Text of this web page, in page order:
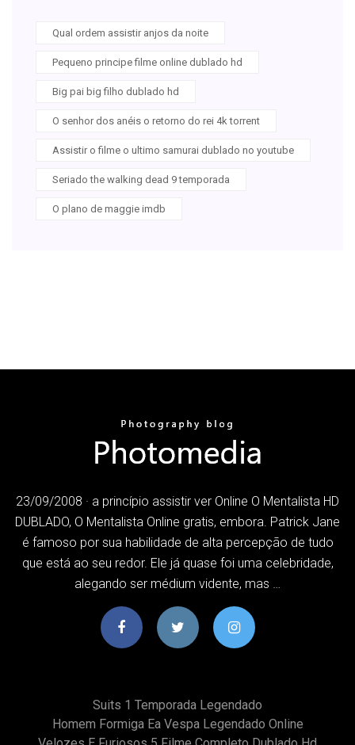
Qual ordem assistir anjos da noite
Pequeno principe filme online dublado hd
Big pai big filho dublado hd
O senhor dos anéis o retorno do rei 4k torrent
Assistir o filme o ultimo samurai dublado no youtube
Seriado the walking dead 9 temporada
O plano de maggie imdb
23/09/2008 · a princípio assistir ver Online O Mentalista HD
DUBLADO, O Mentalista Online gratis, embora. Patrick Jane
é famoso por sua habilidade de alta percepção de tudo
que está ao seu redor. Ele já quase foi uma celebridade,
alegando ser médium vidente, mas …
Suits 1 Temporada Legendado
Homem Formiga Ea Vespa Legendado Online